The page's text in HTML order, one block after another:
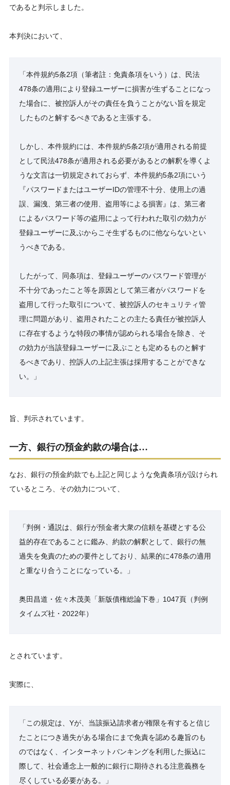
であると判示しました。
本判決において、
「本件規約5条2項（筆者註：免責条項をいう）は、民法
478条の適用により登録ユーザーに損害が生ずることになっ
た場合に、被控訴人がその責任を負うことがない旨を規定
したものと解するべきであると主張する。
しかし、本件規約には、本件規約5条2項が適用される前提
として民法478条が適用される必要があるとの解釈を導くよ
うな文言は一切規定されておらず、本件規約5条2項にいう
『パスワードまたはユーザーIDの管理不十分、使用上の過
誤、漏洩、第三者の使用、盗用等による損害』は、第三者
によるパスワード等の盗用によって行われた取引の効力が
登録ユーザーに及ぶからこそ生ずるものに他ならないとい
うべきである。
したがって、同条項は、登録ユーザーのパスワード管理が
不十分であったこと等を原因として第三者がパスワードを
盗用して行った取引について、被控訴人のセキュリティ管
理に問題があり、盗用されたことの主たる責任が被控訴人
に存在するような特段の事情が認められる場合を除き、そ
の効力が当該登録ユーザーに及ぶことも定めるものと解す
るべきであり、控訴人の上記主張は採用することができな
い。」
旨、判示されています。
一方、銀行の預金約款の場合は…
なお、銀行の預金約款でも上記と同じような免責条項が設けられ
ているところ、その効力について、
「判例・通説は、銀行が預金者大衆の信頼を基礎とする公
益的存在であることに鑑み、約款の解釈として、銀行の無
過失を免責のための要件としており、結果的に478条の適用
と重なり合うことになっている。」
奥田昌道・佐々木茂美「新版債権総論下巻」1047頁（判例
タイムズ社・2022年）
とされています。
実際に、
「この規定は、Yが、当該振込請求者が権限を有すると信じ
たことにつき過失がある場合にまで免責を認める趣旨のも
のではなく、インターネットバンキングを利用した振込に
際して、社会通念上一般的に銀行に期待される注意義務を
尽くしている必要がある。」